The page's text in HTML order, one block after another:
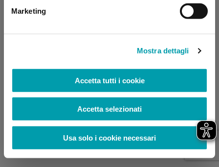
Marketing
Mostra dettagli
Accetta tutti i cookie
Accetta selezionati
Usa solo i cookie necessari